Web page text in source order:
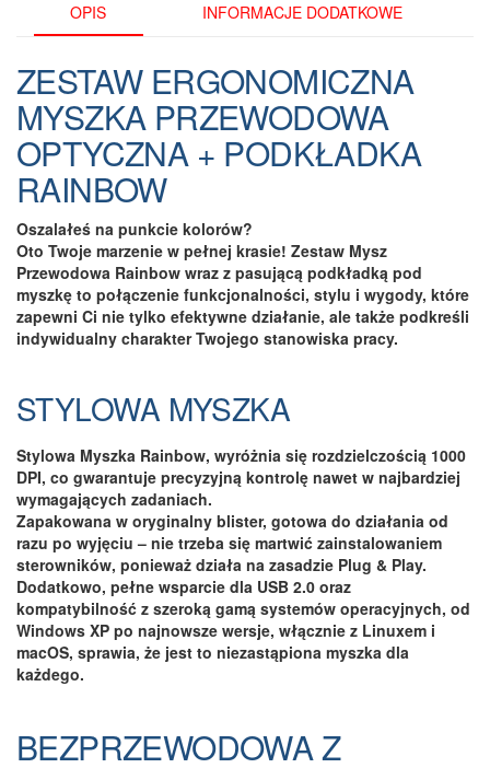
Kolorach
OPIS INFORMACJE DODATKOWE
ZESTAW ERGONOMICZNA
MYSZKA PRZEWODOWA
OPTYCZNA + PODKŁADKA
RAINBOW
Oszalałeś na punkcie kolorów?
Oto Twoje marzenie w pełnej krasie! Zestaw Mysz
Przewodowa Rainbow wraz z pasującą podkładką pod
myszkę to połączenie funkcjonalności, stylu i wygody, które
zapewni Ci nie tylko efektywne działanie, ale także podkreśli
indywidualny charakter Twojego stanowiska pracy.
STYLOWA MYSZKA
Stylowa Myszka Rainbow, wyróżnia się rozdzielczością 1000
DPI, co gwarantuje precyzyjną kontrolę nawet w najbardziej
wymagających zadaniach.
Zapakowana w oryginalny blister, gotowa do działania od
razu po wyjęciu – nie trzeba się martwić zainstalowaniem
sterowników, ponieważ działa na zasadzie Plug & Play.
Dodatkowo, pełne wsparcie dla USB 2.0 oraz
kompatybilność z szeroką gamą systemów operacyjnych, od
Windows XP po najnowsze wersje, włącznie z Linuxem i
macOS, sprawia, że jest to niezastąpiona myszka dla
każdego.
BEZPRZEWODOWA Z